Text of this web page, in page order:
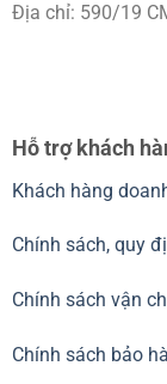
Địa chỉ: 590/19
Hỗ trợ khách
Khách hàng
Chính sách, quy
Chính sách vận
Chính sách bảo